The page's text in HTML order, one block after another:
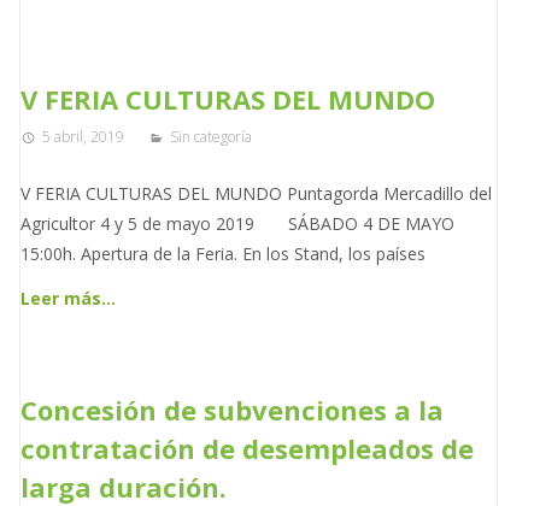
V FERIA CULTURAS DEL MUNDO
5 abril, 2019 Sin categoría
V FERIA CULTURAS DEL MUNDO Puntagorda Mercadillo del
Agricultor 4 y 5 de mayo 2019 SÁBADO 4 DE MAYO
15:00h. Apertura de la Feria. En los Stand, los países
Leer más…
Concesión de subvenciones a la
contratación de desempleados de
larga duración.